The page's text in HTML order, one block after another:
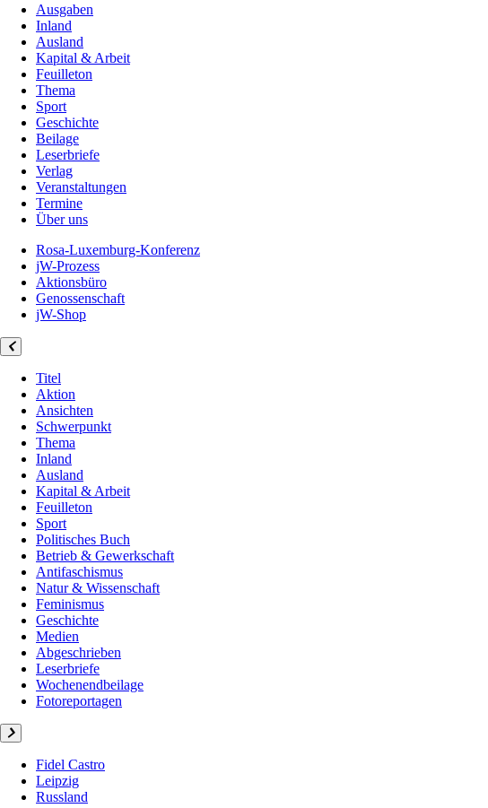
Ausgaben
Inland
Ausland
Kapital & Arbeit
Feuilleton
Thema
Sport
Geschichte
Beilage
Leserbriefe
Verlag
Veranstaltungen
Termine
Über uns
Rosa-Luxemburg-Konferenz
jW-Prozess
Aktionsbüro
Genossenschaft
jW-Shop
Titel
Aktion
Ansichten
Schwerpunkt
Thema
Inland
Ausland
Kapital & Arbeit
Feuilleton
Sport
Politisches Buch
Betrieb & Gewerkschaft
Antifaschismus
Natur & Wissenschaft
Feminismus
Geschichte
Medien
Abgeschrieben
Leserbriefe
Wochenendbeilage
Fotoreportagen
Fidel Castro
Leipzig
Russland